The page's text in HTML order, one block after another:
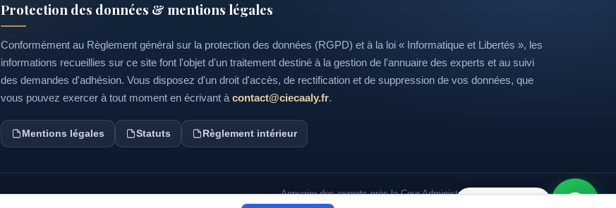
Protection des données & mentions légales
Conformément au Règlement général sur la protection des données (RGPD) et à la loi « Informatique et Libertés », les
informations recueillies sur ce site font l'objet d'un traitement destiné à la gestion de l'annuaire des experts et au suivi
des demandes d'adhésion. Vous disposez d'un droit d'accès, de rectification et de suppression de vos données, que
vous pouvez exercer à tout moment en écrivant àcontact@ciecaaly.fr.
Mentions légales Statuts Règlement intérieur
Annuaire des experts près la Cour Administrative d'Appel de Lyon.